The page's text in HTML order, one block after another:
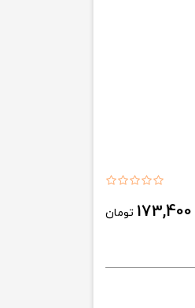
173,400 تومان